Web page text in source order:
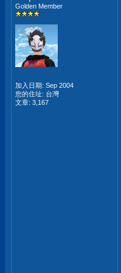
Golden Member
加入日期: Sep 2004
您的住址: 台灣
文章: 3,167